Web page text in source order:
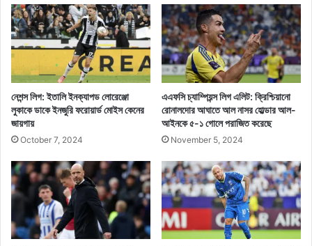
নেশন্স লিগ: ইতালি ইনক্যাপড লোরেঞ্জো
লুকাকে ডাকে ইনজুরি ফরোয়ার্ড মোইস কেনের
জায়গায়
October 7, 2024
এএফসি চ্যাম্পিয়ন্স লিগ এলিট: ক্রিশ্চিয়ানো
রোনালদোর আঘাতে আল নাসর হোল্ডার আল-
আইনকে ৫-১ গোলে পরাজিত করেছে
November 5, 2024